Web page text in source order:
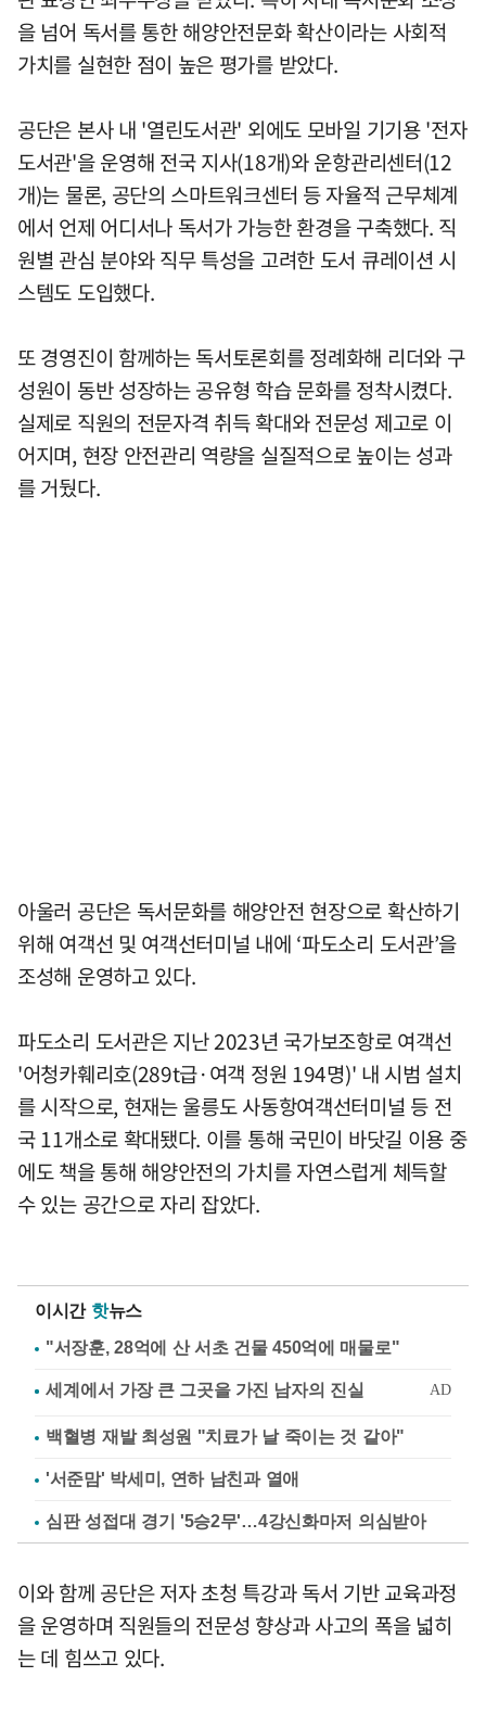
을 넘어 독서를 통한 해양안전문화 확산이라는 사회적
가치를 실현한 점이 높은 평가를 받았다.
공단은 본사 내 '열린도서관' 외에도 모바일 기기용 '전자
도서관'을 운영해 전국 지사(18개)와 운항관리센터(12
개)는 물론, 공단의 스마트워크센터 등 자율적 근무체계
에서 언제 어디서나 독서가 가능한 환경을 구축했다. 직
원별 관심 분야와 직무 특성을 고려한 도서 큐레이션 시
스템도 도입했다.
또 경영진이 함께하는 독서토론회를 정례화해 리더와 구
성원이 동반 성장하는 공유형 학습 문화를 정착시켰다.
실제로 직원의 전문자격 취득 확대와 전문성 제고로 이
어지며, 현장 안전관리 역량을 실질적으로 높이는 성과
를 거뒀다.
아울러 공단은 독서문화를 해양안전 현장으로 확산하기
위해 여객선 및 여객선터미널 내에 ‘파도소리 도서관’을
조성해 운영하고 있다.
파도소리 도서관은 지난 2023년 국가보조항로 여객선
'어청카훼리호(289t급·여객 정원 194명)' 내 시범 설치
를 시작으로, 현재는 울릉도 사동항여객선터미널 등 전
국 11개소로 확대됐다. 이를 통해 국민이 바닷길 이용 중
에도 책을 통해 해양안전의 가치를 자연스럽게 체득할
수 있는 공간으로 자리 잡았다.
이시간 핫뉴스
"서장훈, 28억에 산 서초 건물 450억에 매물로"
백혈병 재발 최성원 "치료가 날 죽이는 것 같아"
'서준맘' 박세미, 연하 남친과 열애
심판 성접대 경기 '5승2무'…4강신화마저 의심받아
이와 함께 공단은 저자 초청 특강과 독서 기반 교육과정
을 운영하며 직원들의 전문성 향상과 사고의 폭을 넓히
는 데 힘쓰고 있다.